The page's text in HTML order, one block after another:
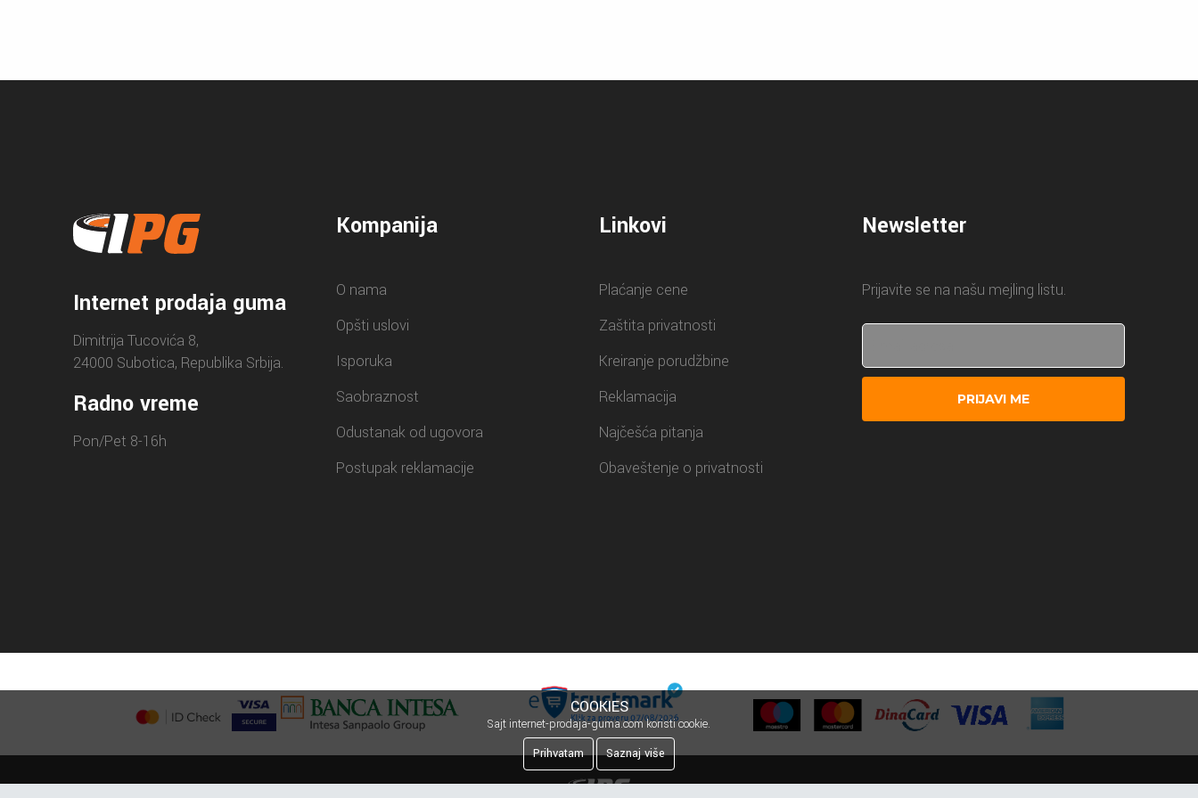
Internet prodaja guma
Dimitrija Tucovića 8,
24000 Subotica, Republika Srbija.
Radno vreme
Pon/Pet 8-16h
Kompanija
O nama
Opšti uslovi
Isporuka
Saobraznost
Odustanak od ugovora
Postupak reklamacije
Linkovi
Plaćanje cene
Zaštita privatnosti
Kreiranje porudžbine
Reklamacija
Najčešća pitanja
Obaveštenje o privatnosti
Newsletter
Prijavite se na našu mejling listu.
PRIJAVI ME
COOKIES
Sajt internet-prodaja-guma.com koristi cookie.
Prihvatam
Saznaj više